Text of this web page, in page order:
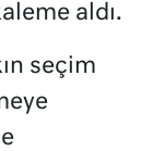
aldı.
seçim